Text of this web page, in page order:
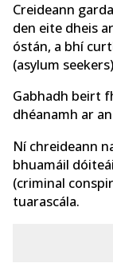
Creideann
den eite dheis
óstán, a bhí
(asylum
Gabhadh beirt
dhéanamh ar
Ní chreideann
bhuamáil
(criminal
tuarascála.